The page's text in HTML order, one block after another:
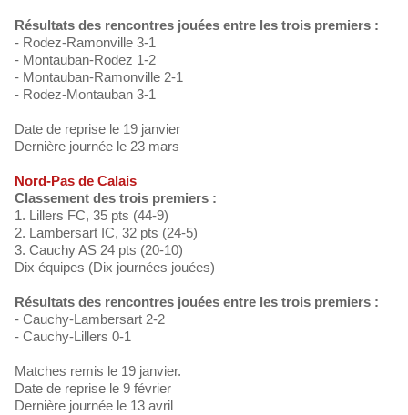
Résultats des rencontres jouées entre les trois premiers :
- Rodez-Ramonville 3-1
- Montauban-Rodez 1-2
- Montauban-Ramonville 2-1
- Rodez-Montauban 3-1
Date de reprise le 19 janvier
Dernière journée le 23 mars
Nord-Pas de Calais
Classement des trois premiers :
1. Lillers FC, 35 pts (44-9)
2. Lambersart IC, 32 pts (24-5)
3. Cauchy AS 24 pts (20-10)
Dix équipes (Dix journées jouées)
Résultats des rencontres jouées entre les trois premiers :
- Cauchy-Lambersart 2-2
- Cauchy-Lillers 0-1
Matches remis le 19 janvier.
Date de reprise le 9 février
Dernière journée le 13 avril